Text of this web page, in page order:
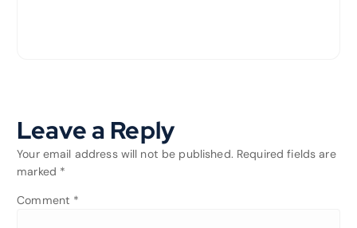
Leave a Reply
Your email address will not be published. Required fields are
marked *
Comment *